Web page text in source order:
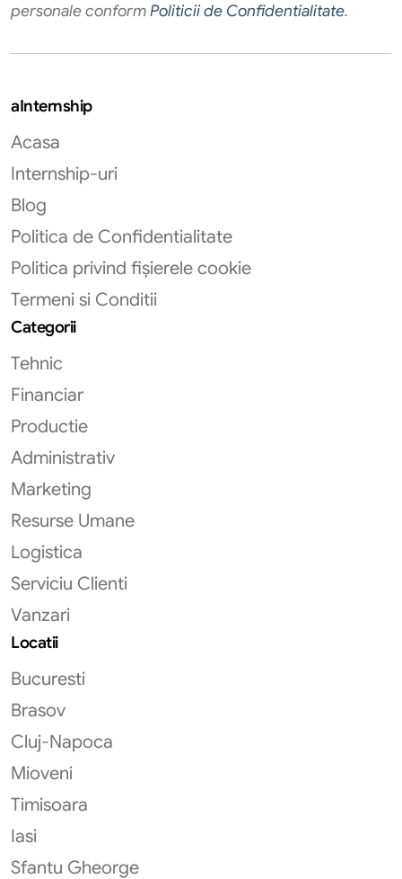
personale conformPoliticii de Confidentialitate.
aInternship
Acasa
Internship-uri
Blog
Politica de Confidentialitate
Politica privind fișierele cookie
Termeni si Conditii
Categorii
Tehnic
Financiar
Productie
Administrativ
Marketing
Resurse Umane
Logistica
Serviciu Clienti
Vanzari
Locatii
Bucuresti
Brasov
Cluj-Napoca
Mioveni
Timisoara
Iasi
Sfantu Gheorge